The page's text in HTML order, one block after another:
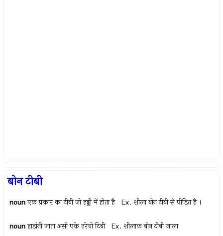
बोन टीबी
noun एक प्रकार का टीबी जो हड्डी में होता है Ex. शीला बोन टीबी से पीड़ित है ।
noun हाडांनी जाता असो एके तरेचो टिबी Ex. शीलाक बोन टीबी जाला